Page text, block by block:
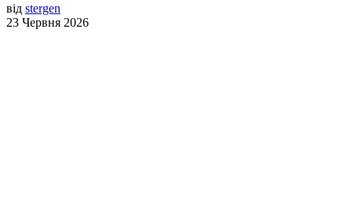
від stergen
23 Червня 2026